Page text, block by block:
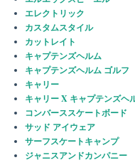
エレクトリック
カスタムスタイル
カットレイト
キャプテンズヘルム
キャプテンズヘルム ゴルフ
キャリー
キャリー X キャプテンズヘ
コンバーススケートボード
サッド アイウェア
サーフスケートキャンプ
ジャニスアンドカンパニー